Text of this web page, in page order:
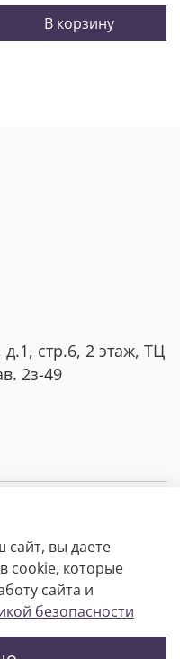
В корзину
стр.6, 2 этаж, ТЦ
2з-49
вы даете
cookie, которые
сайта и
безопасности